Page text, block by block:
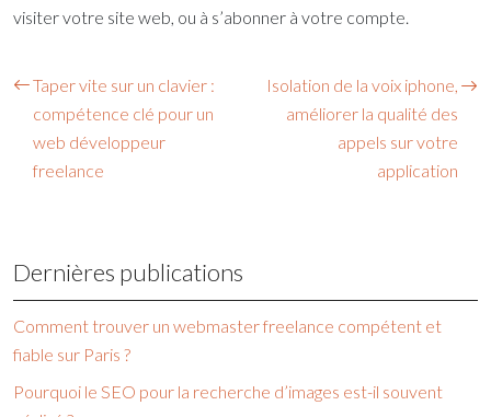
visiter votre site web, ou à s’abonner à votre compte.
Taper vite sur un clavier :
compétence clé pour un
web développeur
freelance
Isolation de la voix iphone,
améliorer la qualité des
appels sur votre
application
Dernières publications
Comment trouver un webmaster freelance compétent et
fiable sur Paris ?
Pourquoi le SEO pour la recherche d’images est-il souvent